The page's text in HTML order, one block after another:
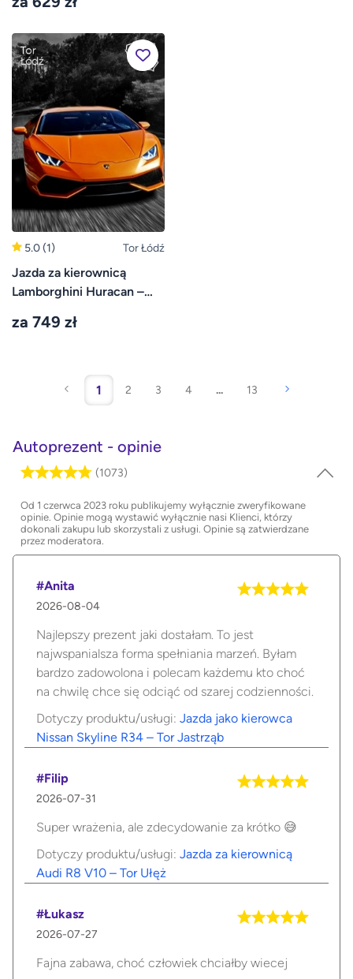
Kraków
5.0(1) Tor Łódź
Jazda za kierownicą
Lamborghini Huracan –
za 749 zł
1 2 3 4 ... 13
Autoprezent - opinie
(1073)
Od 1 czerwca 2023 roku publikujemy wyłącznie zweryfikowane
opinie. Opinie mogą wystawić wyłącznie nasi Klienci, którzy
dokonali zakupu lub skorzystali z usługi. Opinie są zatwierdzane
przez moderatora.
#Anita
2026-08-04
Najlepszy prezent jaki dostałam. To jest
najwspanialsza forma spełniania marzeń. Byłam
bardzo zadowolona i polecam każdemu kto choć
na chwilę chce się odciąć od szarej codzienności.
Dotyczy produktu/usługi: Jazda jako kierowca
Nissan Skyline R34 – Tor Jastrząb
#Filip
2026-07-31
Super wrażenia, ale zdecydowanie za krótko 😅
Dotyczy produktu/usługi: Jazda za kierownicą
Audi R8 V10 – Tor Ułęż
#Łukasz
2026-07-27
Fajna zabawa, choć człowiek chciałby wiecej